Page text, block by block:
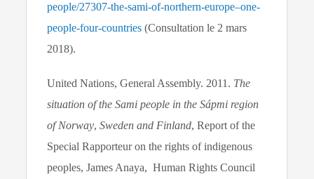
people/27307-the-sami-of-northern-europe–one-
people-four-countries (Consultation le 2 mars
2018).
United Nations, General Assembly. 2011. The
situation of the Sami people in the Sápmi region
of Norway,Sweden and Finland, Report of the
Special Rapporteur on the rights of indigenous
peoples, James Anaya, Human Rights Council